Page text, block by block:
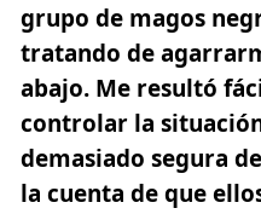
grupo de magos
tratando de
abajo. Me resultó
controlar la
demasiado segura
la cuenta de que